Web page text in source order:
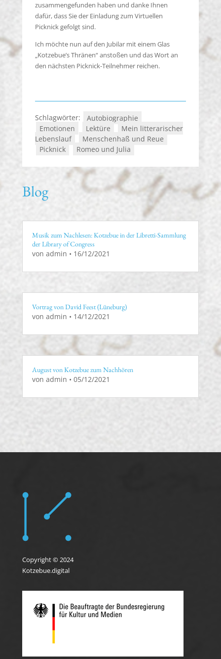
zusammengefunden haben und danke Ihnen
dafür, dass Sie der Einladung zum Virtuellen
Picknick gefolgt sind.
Ich möchte nun auf den Jubilar mit einem Glas
„Kotzebue’s Thränen“ anstoßen und das Wort an
den nächsten Picknick-Teilnehmer reichen.
Schlagwörter:
Autobiographie
Emotionen
Lektüre
Mein litterarischer
Lebenslauf
Menschenhaß und Reue
Picknick
Romeo und Julia
Blog
Musik zum Nachlesen: Kotzebue in der Libretti-Sammlung
der Library of Congress
von admin • 16/12/2021
Vortrag von David Feest (Lüneburg)
von admin • 14/12/2021
August von Kotzebue zum Nachhören
von admin • 05/12/2021
Copyright © 2024
Kotzebue.digital